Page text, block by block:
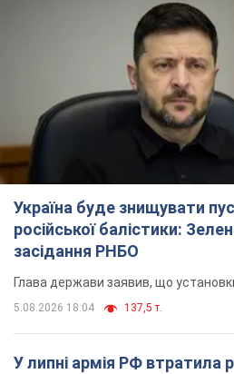
Україна буде знищувати
російської балістики:
засідання РНБО
Глава держави заявив, що
5.08.2026 18:04 137,5 т.
У липні армія РФ втратила